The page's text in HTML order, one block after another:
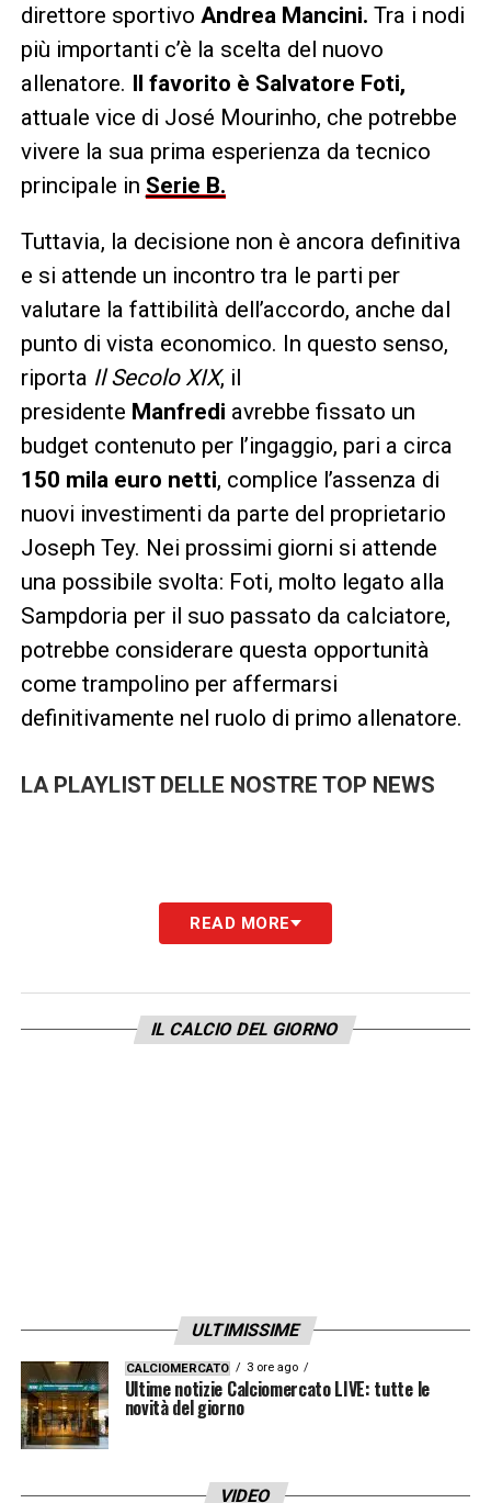
direttore sportivo Andrea Mancini. Tra i nodi
più importanti c’è la scelta del nuovo
allenatore. Il favorito è Salvatore Foti,
attuale vice di José Mourinho, che potrebbe
vivere la sua prima esperienza da tecnico
principale in Serie B.
Tuttavia, la decisione non è ancora definitiva
e si attende un incontro tra le parti per
valutare la fattibilità dell’accordo, anche dal
punto di vista economico. In questo senso,
riporta Il Secolo XIX, il
presidente Manfredi avrebbe fissato un
budget contenuto per l’ingaggio, pari a circa
150 mila euro netti, complice l’assenza di
nuovi investimenti da parte del proprietario
Joseph Tey. Nei prossimi giorni si attende
una possibile svolta: Foti, molto legato alla
Sampdoria per il suo passato da calciatore,
potrebbe considerare questa opportunità
come trampolino per affermarsi
definitivamente nel ruolo di primo allenatore.
LA PLAYLIST DELLE NOSTRE TOP NEWS
READ MORE
IL CALCIO DEL GIORNO
ULTIMISSIME
CALCIOMERCATO 3 ore ago
Ultime notizie Calciomercato LIVE: tutte le
novità del giorno
VIDEO